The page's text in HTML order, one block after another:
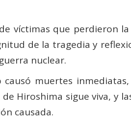
víctimas que perdieron
de la tragedia y
nuclear.
muertes
Hiroshima sigue viva, y
causada.